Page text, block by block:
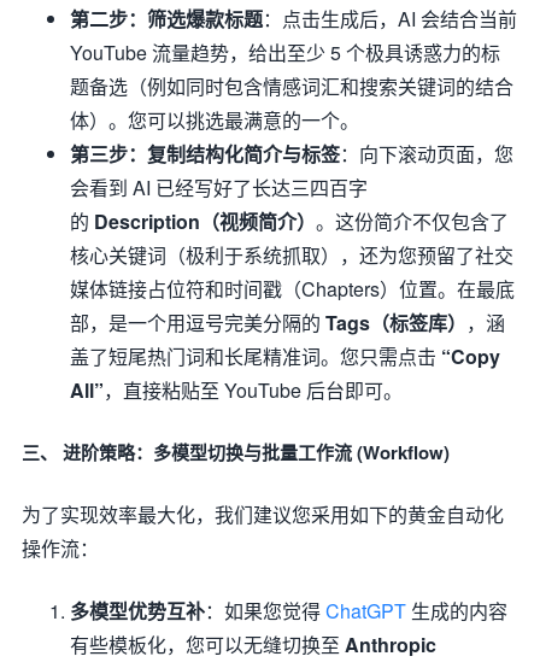
第二步：筛选爆款标题：点击生成后，AI 会结合当前
YouTube 流量趋势，给出至少 5 个极具诱惑力的标
题备选（例如同时包含情感词汇和搜索关键词的结合
体）。您可以挑选最满意的一个。
第三步：复制结构化简介与标签：向下滚动页面，您
会看到 AI 已经写好了长达三四百字
的 Description（视频简介） 。这份简介不仅包含了
核心关键词（极利于系统抓取），还为您预留了社交
媒体链接占位符和时间戳（Chapters）位置。在最底
部，是一个用逗号完美分隔的 Tags（标签库） ，涵
盖了短尾热门词和长尾精准词。您只需点击 “Copy
All”，直接粘贴至 YouTube 后台即可。
三、 进阶策略：多模型切换与批量工作流 (Workflow)
为了实现效率最大化，我们建议您采用如下的黄金自动化
操作流：
多模型优势互补：如果您觉得ChatGPT 生成的内容
有些模板化，您可以无缝切换至 Anthropic